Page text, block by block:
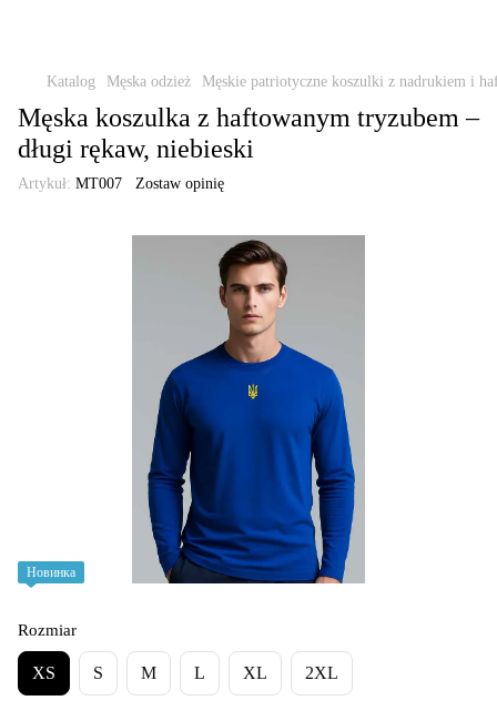
Katalog Męska odzież Męskie patriotyczne koszulki z nadrukiem i
Męska koszulka z haftowanym tryzubem –
długi rękaw, niebieski
Artykuł: MT007 Zostaw opinię
Новинка
Rozmiar
XS S M L XL 2XL